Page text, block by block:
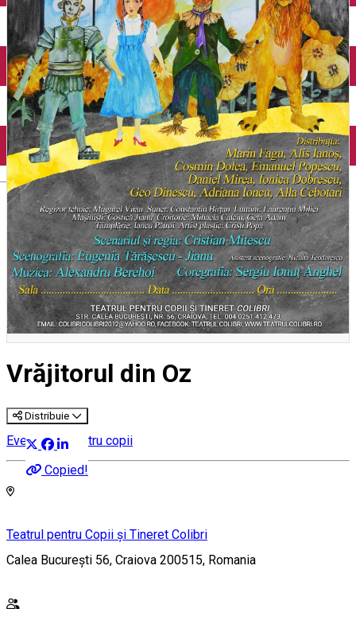
English
Închirieri auto
Închirieri biciclete
Taxi
Încărcare vehicule electrice
Vrăjitorul din Oz
Distribuie
Copied!
Eveniment pentru copii
Teatrul pentru Copii și Tineret Colibri
Calea București 56, Craiova 200515, Romania